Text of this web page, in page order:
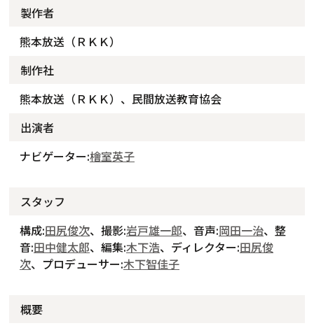
製作者
熊本放送（ＲＫＫ）
制作社
熊本放送（ＲＫＫ）、民間放送教育協会
出演者
ナビゲーター:檜室英子
スタッフ
構成:田尻俊次、撮影:岩戸雄一郎、音声:岡田一治、整
音:田中健太郎、編集:木下浩、ディレクター:田尻俊
次、プロデューサー:木下智佳子
概要